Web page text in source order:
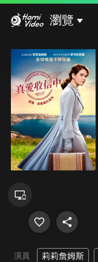
瀏覽
演員 莉莉詹姆斯